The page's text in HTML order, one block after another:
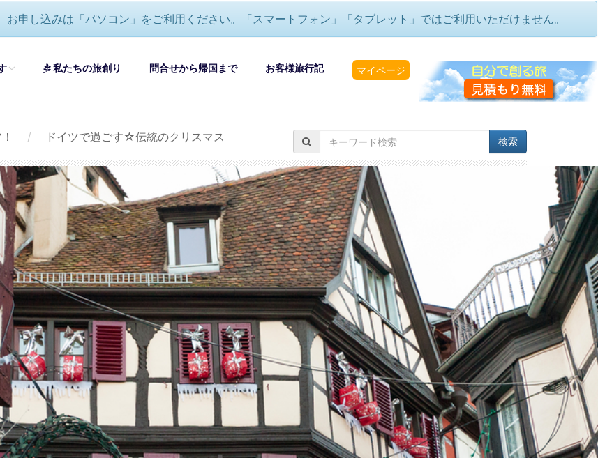
申し込みは「パソコン」をご利用ください。「スマートフォン」「タブレット」ではご利用いただけません。
マイページ
周遊・グランドツアー
れの絶景ツアーおすすめ
音楽鑑賞ツアーおすすめ
リー巡り・美食ツアーおすすめ
＆セイシェル周遊ハネムーン(新婚旅行)-エミレーツ航空利用
創る旅(完全オーダーメイド旅)
私たちの旅創り 問合せから帰国まで お客様旅行記
/ ドイツで過ごす☆伝統のクリスマス